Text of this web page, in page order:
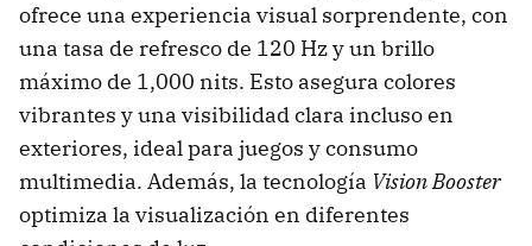
ofrece una experiencia visual sorprendente, con
una tasa de refresco de 120 Hz y un brillo
máximo de 1,000 nits. Esto asegura colores
vibrantes y una visibilidad clara incluso en
exteriores, ideal para juegos y consumo
multimedia. Además, la tecnología Vision Booster
optimiza la visualización en diferentes